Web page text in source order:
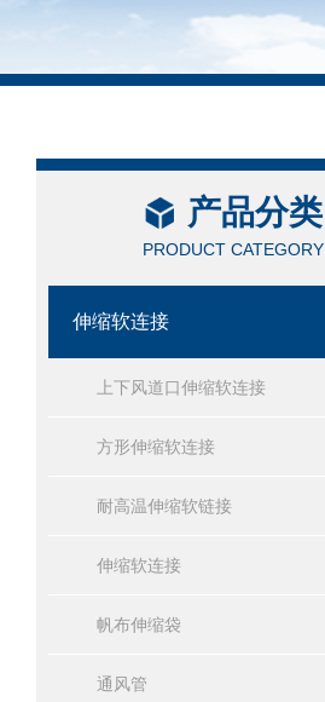
产品分类
PRODUCT CATEGORY
伸缩软连接
上下风道口伸缩软连接
方形伸缩软连接
耐高温伸缩软链接
伸缩软连接
帆布伸缩袋
通风管